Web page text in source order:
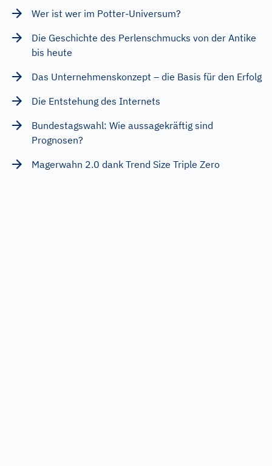
Wer ist wer im Potter-Universum?
Die Geschichte des Perlenschmucks von der Antike
bis heute
Das Unternehmenskonzept – die Basis für den Erfolg
Die Entstehung des Internets
Bundestagswahl: Wie aussagekräftig sind
Prognosen?
Magerwahn 2.0 dank Trend Size Triple Zero